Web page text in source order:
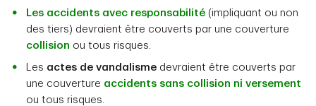
Les accidents avec responsabilité (impliquant ou non
des tiers) devraient être couverts par une couverture
collision ou tous risques.
Les actes de vandalisme devraient être couverts par
une couverture accidents sans collision ni versement
ou tous risques.